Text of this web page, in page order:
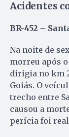
Acidentes
BR-452 –
Na noite de
morreu após
dirigia no km
Goiás. O
trecho entre
causou a
perícia foi